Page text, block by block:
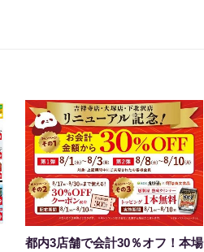
都内3店舗で会計30％オフ！本場